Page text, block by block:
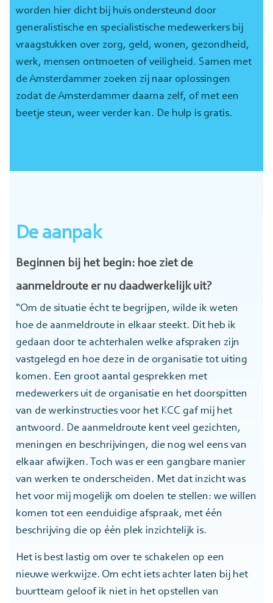
worden hier dicht bij huis ondersteund door
generalistische en specialistische medewerkers bij
vraagstukken over zorg, geld, wonen, gezondheid,
werk, mensen ontmoeten of veiligheid. Samen met
de Amsterdammer zoeken zij naar oplossingen
zodat de Amsterdammer daarna zelf, of met een
beetje steun, weer verder kan. De hulp is gratis.
De aanpak
Beginnen bij het begin: hoe ziet de
aanmeldroute er nu daadwerkelijk uit?
“Om de situatie écht te begrijpen, wilde ik weten
hoe de aanmeldroute in elkaar steekt. Dit heb ik
gedaan door te achterhalen welke afspraken zijn
vastgelegd en hoe deze in de organisatie tot uiting
komen. Een groot aantal gesprekken met
medewerkers uit de organisatie en het doorspitten
van de werkinstructies voor het KCC gaf mij het
antwoord. De aanmeldroute kent veel gezichten,
meningen en beschrijvingen, die nog wel eens van
elkaar afwijken. Toch was er een gangbare manier
van werken te onderscheiden. Met dat inzicht was
het voor mij mogelijk om doelen te stellen: we willen
komen tot een eenduidige afspraak, met één
beschrijving die op één plek inzichtelijk is.
Het is best lastig om over te schakelen op een
nieuwe werkwijze. Om echt iets achter laten bij het
buurtteam geloof ik niet in het opstellen van